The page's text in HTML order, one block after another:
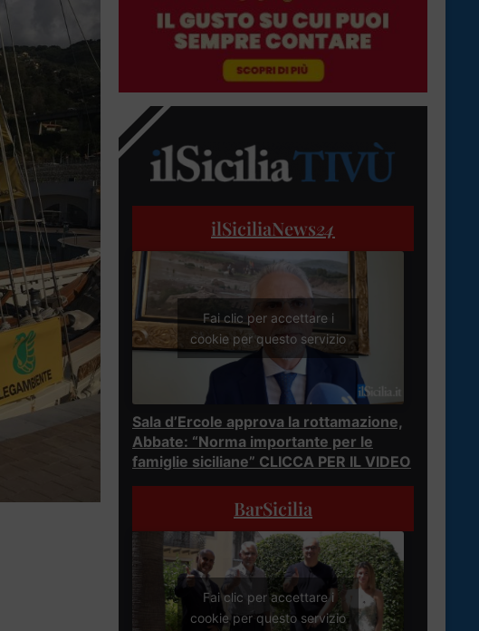
ilSiciliaNews24
Fai clic per accettare i
cookie per questo servizio
Sala d’Ercole approva la rottamazione,
Abbate: “Norma importante per le
famiglie siciliane” CLICCA PER IL VIDEO
BarSicilia
Fai clic per accettare i
cookie per questo servizio